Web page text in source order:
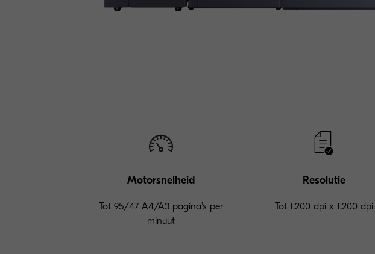
Motorsnelheid
Tot 95/47 A4/A3 pagina's per
minuut
Resolutie
Tot 1.200 dpi x 1.200 dpi